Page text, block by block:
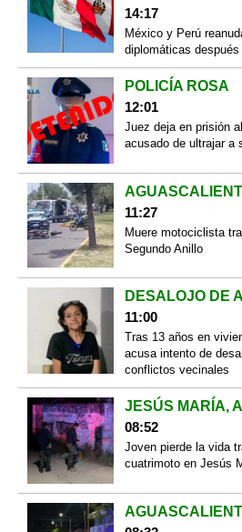
14:17
México y Perú
diplomáticas
POLICÍA ROSA
12:01
Juez deja en prisión
acusado de ultrajar a
11:27
Muere motociclista
Segundo Anillo
DESALOJO DE
11:00
Tras 13 años en
acusa intento de
conflictos vecinales
JESÚS MARÍA,
08:52
Joven pierde la vida
cuatrimoto en Jesús